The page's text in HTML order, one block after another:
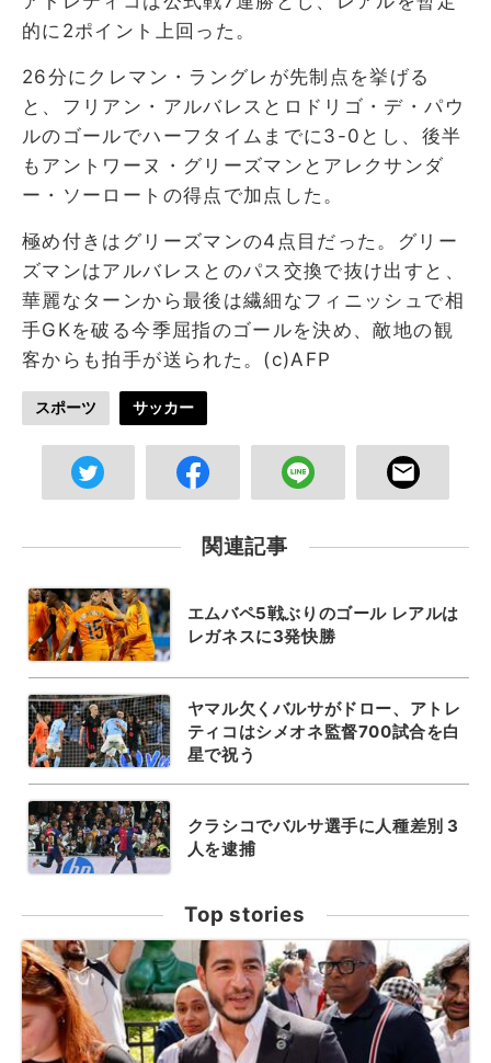
的に2ポイント上回った。
26分にクレマン・ラングレが先制点を挙げる
と、フリアン・アルバレスとロドリゴ・デ・パウ
ルのゴールでハーフタイムまでに3-0とし、後半
もアントワーヌ・グリーズマンとアレクサンダ
ー・ソーロートの得点で加点した。
極め付きはグリーズマンの4点目だった。グリー
ズマンはアルバレスとのパス交換で抜け出すと、
華麗なターンから最後は繊細なフィニッシュで相
手GKを破る今季屈指のゴールを決め、敵地の観
客からも拍手が送られた。(c)AFP
スポーツ サッカー
関連記事
エムバペ5戦ぶりのゴール レアルは
レガネスに3発快勝
ヤマル欠くバルサがドロー、アトレ
ティコはシメオネ監督700試合を白
星で祝う
クラシコでバルサ選手に人種差別 3
人を逮捕
Top stories